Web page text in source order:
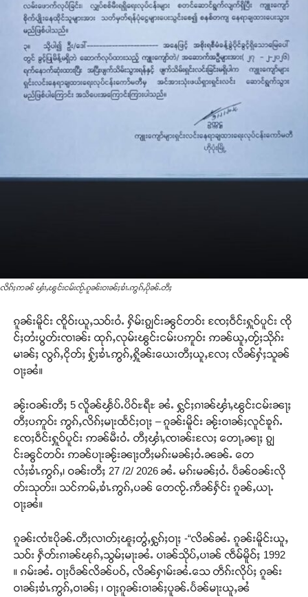
လိၵ်ႈဢၼ် ၾၢႆႇၽွင်းငမ်းၸႂ်ႉၵူၼ်းဝၢၼ်ႈၶၢႆႉဢွၵ်ႇပိုၼ်ႉတီႈ
ၵူၼ်းမိူင်း ၸိူဝ်းယူႇသဝ်းဝႆႉ ႁိမ်းၵျွင်းၼွင်တဝ်း ၸႄႈဝဵင်းႁူဝ်ပူင်း ၸို
င်ႈတႆးပွတ်းၸၢၼ်း ထုၵ်ႇလုမ်းၽွင်းငမ်းပဢူဝ်း ဢၼ်ယူႇတႂ်ႈသိုၵ်း
မၢၼ်ႈ လွၵ်ႇငိုတ်ႈ ႁႂ်ႈၶၢႆႉဢွၵ်ႇႁိူၼ်းယေးတီႈယူႇလႄႈ လိၼ်ႁႆႈသူၼ်
ဝႃႈၼႆ။
ၼႂ်းဝၼ်းတီႈ 5 လိူၼ်ၾႅပ်ႉပိဝ်ႊရီႊ ၼႆႉ ႁွင်ႈၵၢၼ်ၾၢႆႇၽွင်းငမ်းၼႃႈ
တီႈပဢူဝ်း ဢွၵ်ႇလိၵ်ႈမႃးထႅင်ႈဝႃႈ – ၵူၼ်းမိူင်း ၼႂ်းဝၢၼ်ႈလူင်ၶူၵ်ႉ
ၸႄႈဝဵင်းႁူဝ်ပူင်း ဢၼ်မီးဝႆႉ တီႈၾၢႆႇၸၢၼ်းလႄႈ တေႃႇၼႃႈ ၵျွ
င်းၼွင်တဝ်း ဢၼ်ပႃးၼႂ်းၼႃႈတီႈမၵ်းမၼ်ႈဝႆႉၼၼ်ႉ တေ
လႆႈၶၢႆႉဢွၵ်ႇ၊ ဝၼ်းတီႈ 27 /2/ 2026 ၼႆႉ မၵ်းမၼ်ႈဝႆႉ ပဵၼ်ဝၼ်းလို
တ်းသုတ်း၊ သင်ဢမ်ႇၶၢႆႉဢွၵ်ႇပၼ် တေၸႂ်ႉဢဵၼ်ႁႅင်း ၵူၼ်ႇယႃႉ
ဝႃႈၼႆ။
ၵူၼ်းၸၢႆးပိုၼ်ႉတီႈလၢတ်ႈၽူႈတွႆႇႁွၵ်ႈဝႃႈ -“လိၼ်ၼႆႉ ၵူၼ်းမိူင်းယူႇ
သဝ်း ႁဵတ်းၵၢၼ်ၽုၵ်ႇသွမ်ႈမႃးၼႆႉ ပၢၼ်သိုပ်ႇပၢၼ် ၸဵမ်မိူဝ်ႈ 1992
။ ၵမ်းၼႆႉ ဝႃႈပဵၼ်လိၼ်ပဝ်ႇ လိၼ်ႁၢမ်းၼႆႉသေ တဵၵ်းလိုပ်ႈ ၵူၼ်း
ဝၢၼ်ႈၶၢႆႉဢွၵ်ႇဝၢၼ်ႈ ၊ ဝႃႈၵူၼ်းဝၢၼ်ႈပူၼ်ႉပႅၼ်မႃးယူႇၼႆ